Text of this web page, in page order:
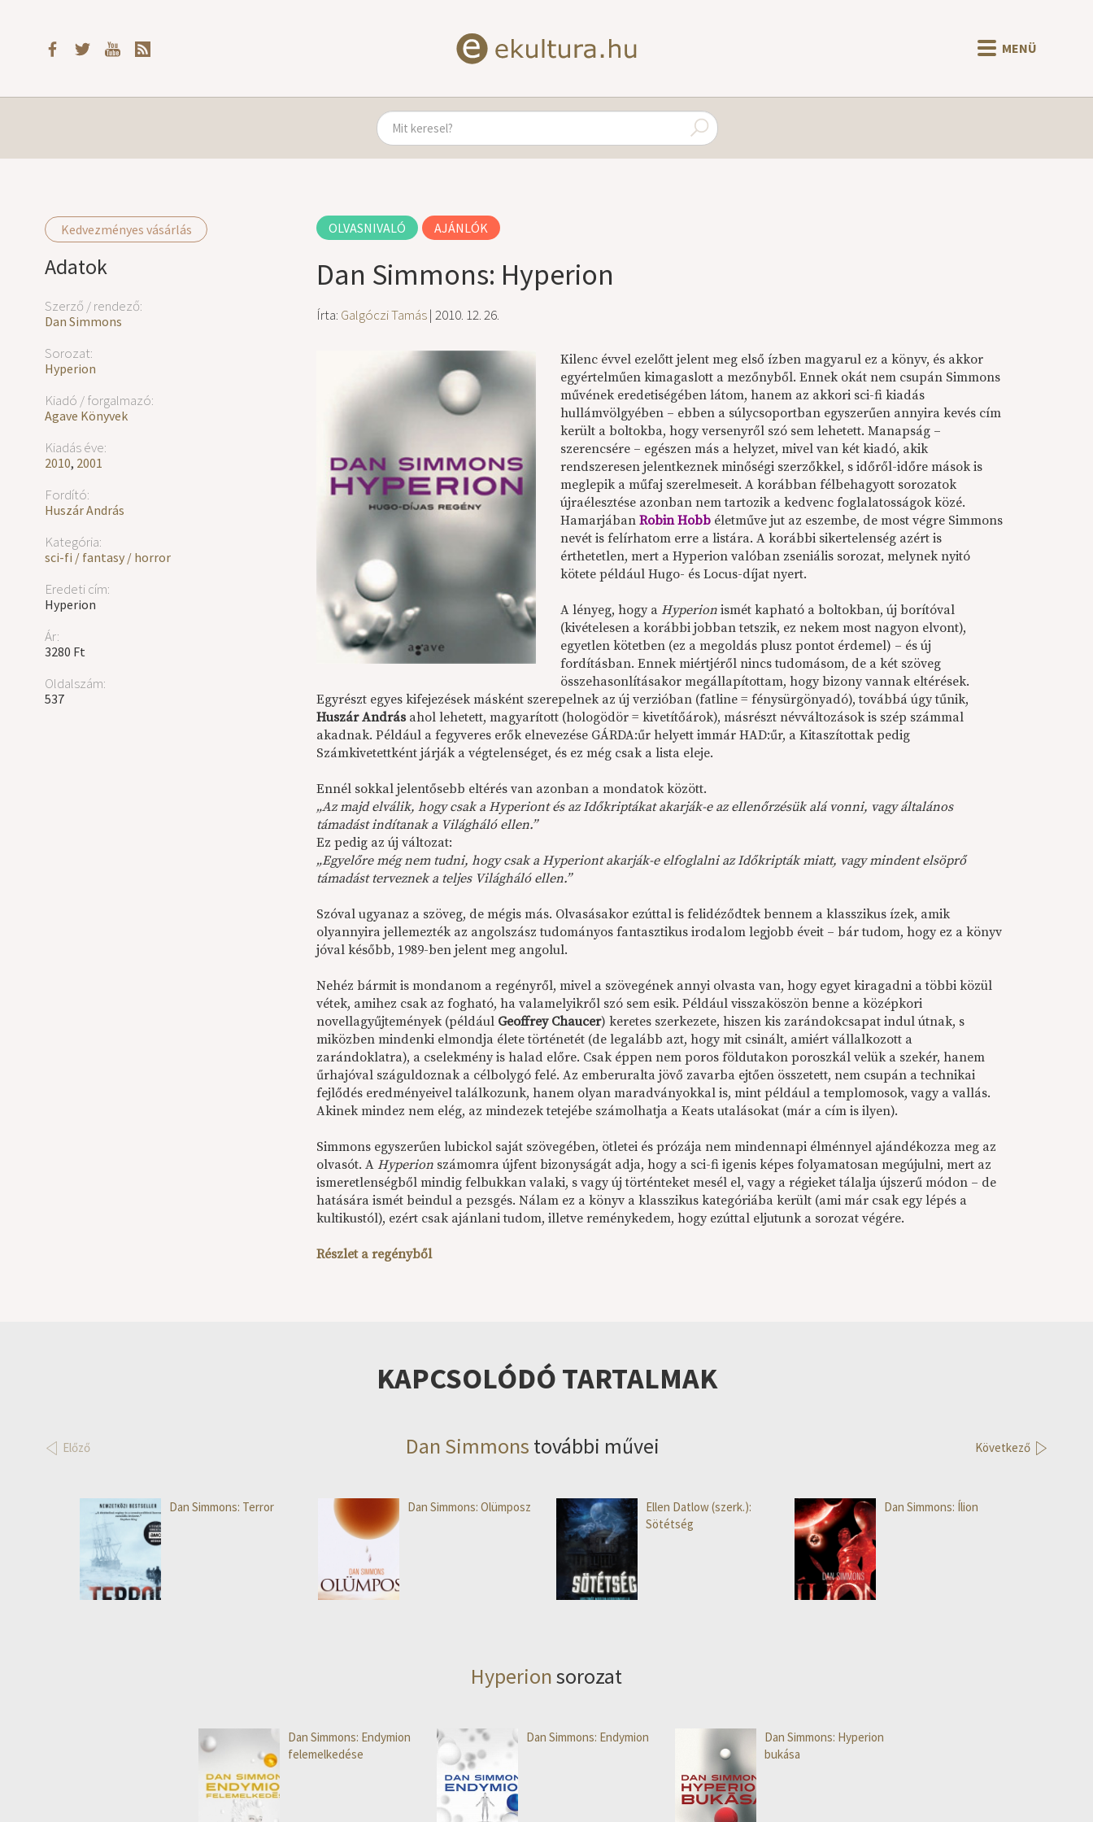
MENÜ
Kedvezményes vásárlás
Adatok
Szerző / rendező:
Dan Simmons
Sorozat:
Hyperion
Kiadó / forgalmazó:
Agave Könyvek
Kiadás éve:
2010, 2001
Fordító:
Huszár András
Kategória:
sci-fi / fantasy / horror
Eredeti cím:
Hyperion
Ár:
3280 Ft
Oldalszám:
537
OLVASNIVALÓ AJÁNLÓK
Dan Simmons: Hyperion
Írta: Galgóczi Tamás| 2010. 12. 26.
Kilenc évvel ezelőtt jelent meg első ízben magyarul ez a könyv, és akkor
egyértelműen kimagaslott a mezőnyből. Ennek okát nem csupán Simmons
művének eredetiségében látom, hanem az akkori sci-fi kiadás
hullámvölgyében – ebben a súlycsoportban egyszerűen annyira kevés cím
került a boltokba, hogy versenyről szó sem lehetett. Manapság –
szerencsére – egészen más a helyzet, mivel van két kiadó, akik
rendszeresen jelentkeznek minőségi szerzőkkel, s időről-időre mások is
meglepik a műfaj szerelmeseit. A korábban félbehagyott sorozatok
újraélesztése azonban nem tartozik a kedvenc foglalatosságok közé.
HamarjábanRobin Hobb életműve jut az eszembe, de most végre Simmons
nevét is felírhatom erre a listára. A korábbi sikertelenség azért is
érthetetlen, mert a Hyperion valóban zseniális sorozat, melynek nyitó
kötete például Hugo- és Locus-díjat nyert.
A lényeg, hogy aHyperion ismét kapható a boltokban, új borítóval
(kivételesen a korábbi jobban tetszik, ez nekem most nagyon elvont),
egyetlen kötetben (ez a megoldás plusz pontot érdemel) – és új
fordításban. Ennek miértjéről nincs tudomásom, de a két szöveg
összehasonlításakor megállapítottam, hogy bizony vannak eltérések.
Egyrészt egyes kifejezések másként szerepelnek az új verzióban (fatline = fénysürgönyadó), továbbá úgy tűnik,
Huszár Andrásahol lehetett, magyarított (hologödör = kivetítőárok), másrészt névváltozások is szép számmal
akadnak. Például a fegyveres erők elnevezése GÁRDA:űr helyett immár HAD:űr, a Kitaszítottak pedig
Számkivetettként járják a végtelenséget, és ez még csak a lista eleje.
Ennél sokkal jelentősebb eltérés van azonban a mondatok között.
„Az majd elválik, hogy csak a Hyperiont és az Időkriptákat akarják-e az ellenőrzésük alá vonni, vagy általános
támadást indítanak a Világháló ellen.”
Ez pedig az új változat:
„Egyelőre még nem tudni, hogy csak a Hyperiont akarják-e elfoglalni az Időkripták miatt, vagy mindent elsöprő
támadást terveznek a teljes Világháló ellen.”
Szóval ugyanaz a szöveg, de mégis más. Olvasásakor ezúttal is felidéződtek bennem a klasszikus ízek, amik
olyannyira jellemezték az angolszász tudományos fantasztikus irodalom legjobb éveit – bár tudom, hogy ez a könyv
jóval később, 1989-ben jelent meg angolul.
Nehéz bármit is mondanom a regényről, mivel a szövegének annyi olvasta van, hogy egyet kiragadni a többi közül
vétek, amihez csak az fogható, ha valamelyikről szó sem esik. Például visszaköszön benne a középkori
novellagyűjtemények (például Geoffrey Chaucer) keretes szerkezete, hiszen kis zarándokcsapat indul útnak, s
miközben mindenki elmondja élete történetét (de legalább azt, hogy mit csinált, amiért vállalkozott a
zarándoklatra), a cselekmény is halad előre. Csak éppen nem poros földutakon poroszkál velük a szekér, hanem
űrhajóval száguldoznak a célbolygó felé. Az emberuralta jövő zavarba ejtően összetett, nem csupán a technikai
fejlődés eredményeivel találkozunk, hanem olyan maradványokkal is, mint például a templomosok, vagy a vallás.
Akinek mindez nem elég, az mindezek tetejébe számolhatja a Keats utalásokat (már a cím is ilyen).
Simmons egyszerűen lubickol saját szövegében, ötletei és prózája nem mindennapi élménnyel ajándékozza meg az
olvasót. AHyperion számomra újfent bizonyságát adja, hogy a sci-fi igenis képes folyamatosan megújulni, mert az
ismeretlenségből mindig felbukkan valaki, s vagy új történteket mesél el, vagy a régieket tálalja újszerű módon – de
hatására ismét beindul a pezsgés. Nálam ez a könyv a klasszikus kategóriába került (ami már csak egy lépés a
kultikustól), ezért csak ajánlani tudom, illetve reménykedem, hogy ezúttal eljutunk a sorozat végére.
Részlet a regényből
KAPCSOLÓDÓ TARTALMAK
Előző Dan Simmons további művei Következő
Dan Simmons: Terror Dan Simmons: Olümposz
Ellen Datlow (szerk.):
Sötétség
Dan Simmons: Ílion
Hyperionsorozat
Dan Simmons: Endymion
felemelkedése
Dan Simmons: Endymion
Dan Simmons: Hyperion
bukása